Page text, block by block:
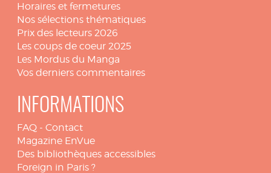
Horaires et fermetures
Nos sélections thématiques
Prix des lecteurs 2026
Les coups de coeur 2025
Les Mordus du Manga
Vos derniers commentaires
INFORMATIONS
FAQ - Contact
Magazine EnVue
Des bibliothèques accessibles
Foreign in Paris ?